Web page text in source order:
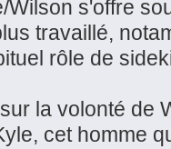
Wilson s'offre
travaillé,
rôle de
la volonté de
cet homme